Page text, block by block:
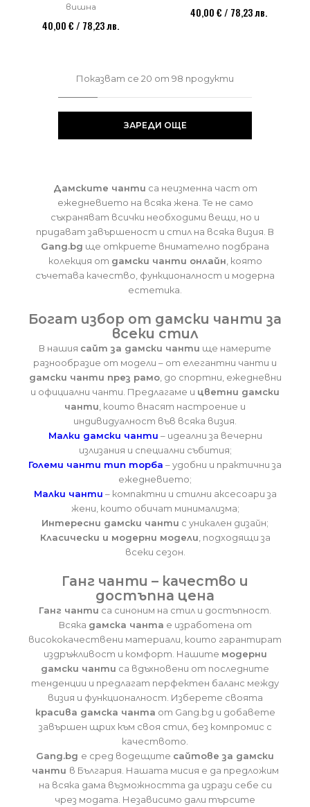
вишна
40,00 € / 78,23 лв.
40,00 € / 78,23 лв.
Показват се 20 от 98 продукти
ЗАРЕДИ ОЩЕ
Дамските чанти са неизменна част от
ежедневието на всяка жена. Те не само
съхраняват всички необходими вещи, но и
придават завършеност и стил на всяка визия. В
Gang.bg ще откриете внимателно подбрана
колекция от дамски чанти онлайн , която
съчетава качество, функционалност и модерна
естетика.
Богат избор от дамски чанти за
всеки стил
В нашия сайт за дамски чанти ще намерите
разнообразие от модели – от елегантни чанти и
дамски чанти през рамо, до спортни, ежедневни
и официални чанти. Предлагаме и цветни дамски
чанти , които внасят настроение и
индивидуалност във всяка визия.
Малки дамски чанти – идеални за вечерни
излизания и специални събития;
Големи чанти тип торба – удобни и практични за
ежедневието;
Малки чанти – компактни и стилни аксесоари за
жени, които обичат минимализма;
Интересни дамски чанти с уникален дизайн;
Класически и модерни модели , подходящи за
всеки сезон.
Ганг чанти – качество и
достъпна цена
Ганг чанти са синоним на стил и достъпност.
Всяка дамска чанта е изработена от
висококачествени материали, които гарантират
издръжливост и комфорт. Нашите модерни
дамски чанти са вдъхновени от последните
тенденции и предлагат перфектен баланс между
визия и функционалност. Изберете своята
красива дамска чанта от Gang.bg и добавете
завършен щрих към своя стил, без компромис с
качеството.
Gang.bg е сред водещите сайтове за дамски
чанти в България. Нашата мисия е да предложим
на всяка дама възможността да изрази себе си
чрез модата. Независимо дали търсите